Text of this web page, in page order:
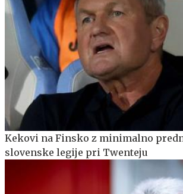
Kekovi na Finsko z minimalno
slovenske legije pri Twenteju